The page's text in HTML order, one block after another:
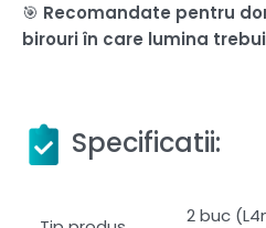
🎯 Recomandate pentru
birouri în care lumina
Specificatii:
2 buc